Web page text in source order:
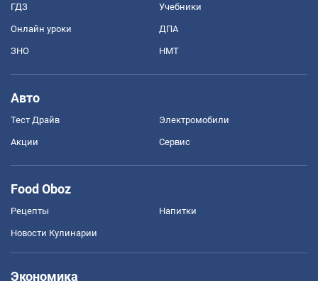
ГДЗ Учебники
Онлайн уроки ДПА
ЗНО НМТ
Авто
Тест Драйв Электромобили
Акции Сервис
Food Oboz
Рецепты Напитки
Новости Кулинарии
Экономика